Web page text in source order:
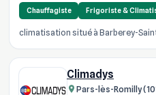
Chauffagiste Frigoriste &
climatisation situé à Barberey-
Climadys
Pars-lès-Romilly